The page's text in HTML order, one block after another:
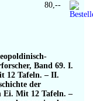
Band 69. I.
12 Tafeln. – II.
der
Ei. Mit 12 Tafeln. –
80,--